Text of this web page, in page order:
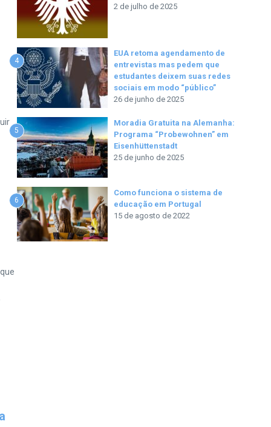
2 de julho de 2025
4
EUA retoma agendamento de
entrevistas mas pedem que
estudantes deixem suas redes
sociais em modo “público”
26 de junho de 2025
5
Moradia Gratuita na Alemanha:
Programa “Probewohnen” em
Eisenhüttenstadt
25 de junho de 2025
6
Como funciona o sistema de
educação em Portugal
15 de agosto de 2022